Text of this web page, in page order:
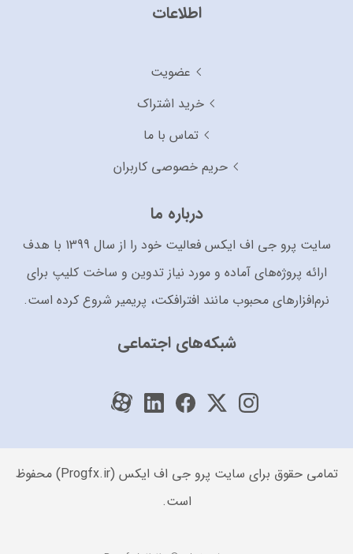
اطلاعات
عضویت
خرید اشتراک
تماس با ما
حریم خصوصی کاربران
درباره ما
سایت پرو جی اف ایکس فعالیت خود را از سال 1399 با هدف
ارائه پروژه‌های آماده و مورد نیاز تدوین و ساخت کلیپ برای
نرم‌افزارهای محبوب مانند افترافکت، پریمیر شروع کرده است.
شبکه‌های اجتماعی
تمامی حقوق برای سایت پرو جی اف ایکس (Progfx.ir) محفوظ
است.